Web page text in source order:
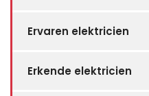
Ervaren elektricien
Erkende elektricien